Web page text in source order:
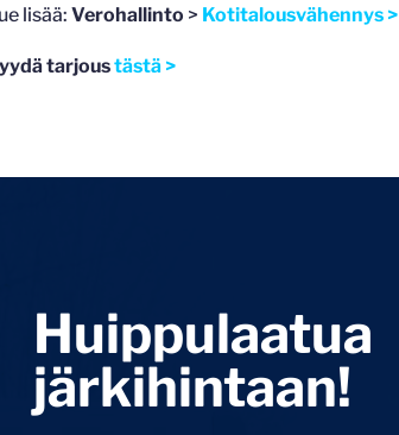
lisää:Verohallinto > Kotitalousvähennys >
tarjoustästä >
Huippulaatua
järkihintaan!